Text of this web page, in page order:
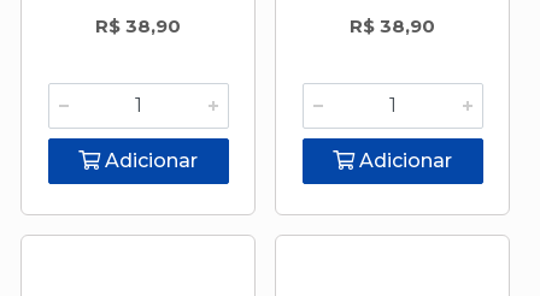
R$ 38,90
Adicionar
R$ 38,90
Adicionar